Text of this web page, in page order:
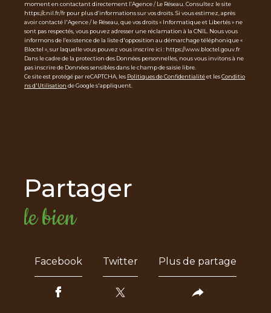
moment en contactant directement l’Agence / Le Réseau. Consultez le site
https://cnil.fr/fr pour plus d’informations sur vos droits. Si vous estimez, après
avoir contacté l'Agence / le Réseau, que vos droits « Informatique et Libertés » ne
sont pas respectés, vous pouvez adresser une réclamation à la CNIL. Nous vous
informons de l’existence de la liste d'opposition au démarchage téléphonique «
Bloctel », sur laquelle vous pouvez vous inscrire ici : https://www.bloctel.gouv.fr
Dans le cadre de la protection des Données personnelles, nous vous invitons à ne
pas inscrire de Données sensibles dans le champ de saisie libre.
Ce site est protégé par reCAPTCHA, les Politiques de Confidentialitéet lesConditio
ns d'Utilisation de Google s'appliquent.
partager
le bien
Facebook Twitter Plus de partage